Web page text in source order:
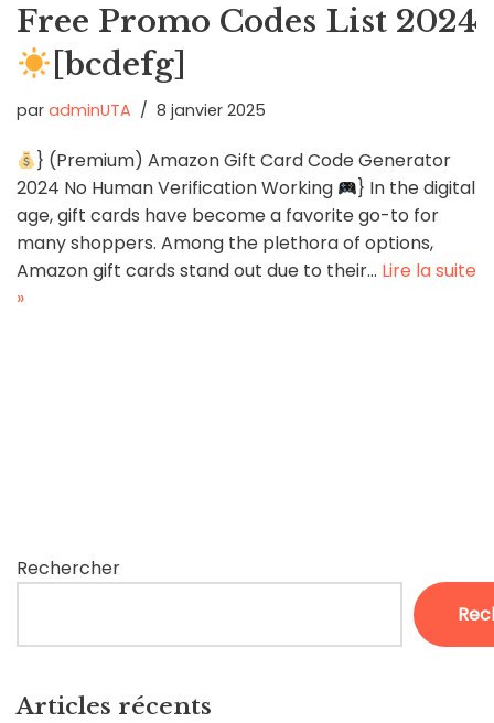
Free Promo Codes List 2024
[bcdefg]
par adminUTA 8 janvier 2025
} (Premium) Amazon Gift Card Code Generator
2024 No Human Verification Working
} In the digital
age, gift cards have become a favorite go-to for
many shoppers. Among the plethora of options,
Amazon gift cards stand out due to their… Lire la suite
»
Rechercher
Articles récents